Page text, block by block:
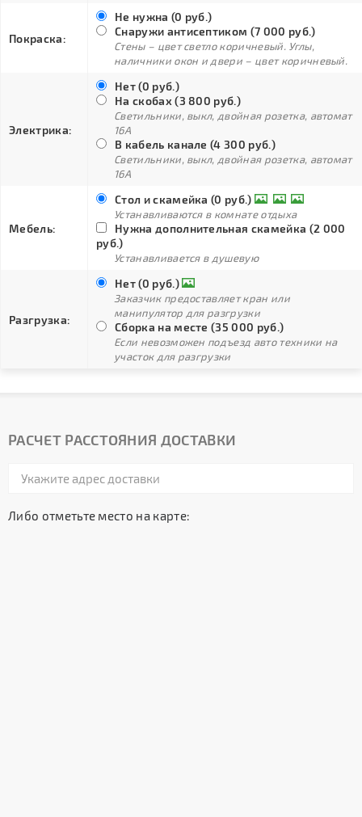
Покраска:
Не нужна (0 руб.)
Снаружи антисептиком (7 000 руб.)
Стены – цвет светло коричневый. Углы,
наличники окон и двери – цвет коричневый.
Электрика:
Нет (0 руб.)
На скобах (3 800 руб.)
Светильники, выкл, двойная розетка, автомат
16А
В кабель канале (4 300 руб.)
Светильники, выкл, двойная розетка, автомат
16А
Мебель:
Стол и скамейка (0 руб.)
Устанавливаются в комнате отдыха
Нужна дополнительная скамейка (2 000
руб.)
Устанавливается в душевую
Разгрузка:
Нет (0 руб.)
Заказчик предоставляет кран или
манипулятор для разгрузки
Сборка на месте (35 000 руб.)
Если невозможен подъезд авто техники на
участок для разгрузки
РАСЧЕТ РАССТОЯНИЯ ДОСТАВКИ
Либо отметьте место на карте: